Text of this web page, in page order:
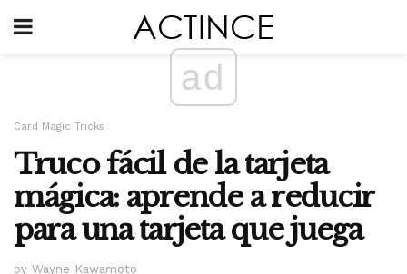
ad
Card Magic Tricks
Truco fácil de la tarjeta
mágica: aprende a reducir
para una tarjeta que juega
by Wayne Kawamoto